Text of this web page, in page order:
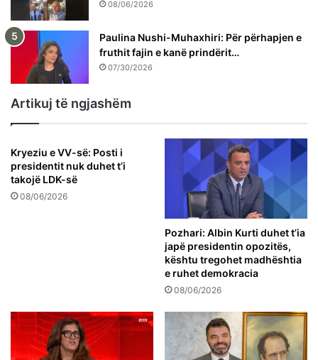
08/06/2026
Paulina Nushi-Muhaxhiri: Për përhapjen e
fruthit fajin e kanë prindërit…
07/30/2026
Artikuj të ngjashëm
Kryeziu e VV-së: Posti i
presidentit nuk duhet t’i
takojë LDK-së
08/06/2026
Pozhari: Albin Kurti duhet t’ia
japë presidentin opozitës,
kështu tregohet madhështia
e ruhet demokracia
08/06/2026